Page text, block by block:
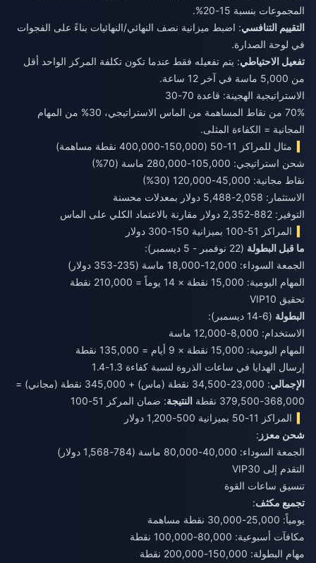
المجموعات بنسبة 15-20%.
التقييم التنافسي: اضبط ميزانية نصف النهائي/النهائيات بناءً على الفجوات
في لوحة الصدارة.
تفعيل الاحتياطي: يتم تفعيله فقط عندما تكون تكلفة المركز الواحد أقل
من 5,000 ماسة في آخر 12 ساعة.
الاستراتيجية الهجينة: قاعدة 70-30
70% من نقاط المساهمة من الماس الاستراتيجي، 30% من المهام
المجانية = الكفاءة المثلى.
مثال للمراكز 11-50 (150,000-400,000 نقطة مساهمة)
شحن استراتيجي: 105,000-280,000 ماسة (70%)
نقاط مجانية: 45,000-120,000 (30%)
الاستثمار: 2,058-5,488 دولار بمعدلات محسنة
التوفير: 882-2,352 دولار مقارنة بالاعتماد الكلي على الماس
المراكز 51-100 بميزانية 150-300 دولار
ما قبل البطولة (22 نوفمبر - 5 ديسمبر):
الجمعة السوداء: 12,000-18,000 ماسة (235-353 دولار)
المهام اليومية: 15,000 نقطة × 14 يوماً = 210,000 نقطة
تحقيق VIP10
البطولة (6-14 ديسمبر):
الاستخدام: 8,000-12,000 ماسة
المهام اليومية: 15,000 نقطة × 9 أيام = 135,000 نقطة
إرسال الهدايا في ساعات الذروة لنسبة كفاءة 1.3-1.4
الإجمالي
: 23,000-34,500 نقطة (ماس) + 345,000 نقطة (مجاني) =
368,000-379,500 نقطة
النتيجة: ضمان المركز 51-100
المراكز 11-50 بميزانية 500-1,200 دولار
شحن معزز :
الجمعة السوداء: 40,000-80,000 ماسة (784-1,568 دولار)
التقدم إلى VIP30
تنسيق ساعات القوة
تجميع مكثف:
يومياً: 25,000-30,000 نقطة مساهمة
مكافآت أسبوعية: 80,000-100,000 نقطة
مهام البطولة: 150,000-200,000 نقطة